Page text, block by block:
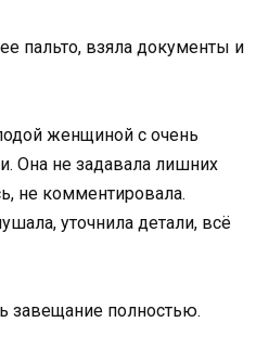
пальто, взяла документы и
женщиной с очень
Она не задавала лишних
не комментировала.
уточнила детали, всё
завещание полностью.